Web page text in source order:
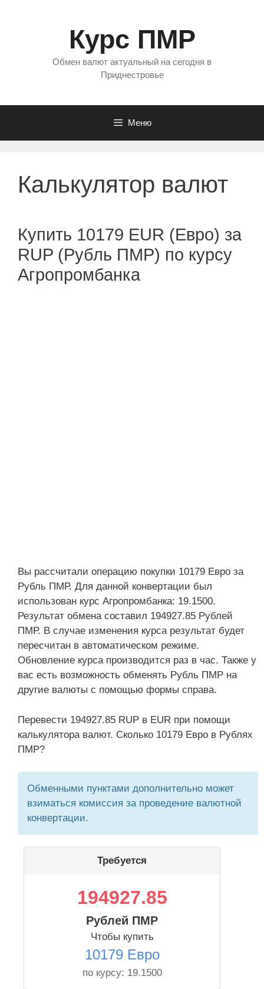
Курс ПМР
Обмен валют актуальный на сегодня в
Приднестровье
Меню
Калькулятор валют
Купить 10179 EUR (Евро) за
RUP (Рубль ПМР) по курсу
Агропромбанка
Вы рассчитали операцию покупки 10179 Евро за
Рубль ПМР. Для данной конвертации был
использован курс Агропромбанка: 19.1500.
Результат обмена составил 194927.85 Рублей
ПМР. В случае изменения курса результат будет
пересчитан в автоматическом режиме.
Обновление курса производится раз в час. Также у
вас есть возможность обменять Рубль ПМР на
другие валюты с помощью формы справа.
Перевести 194927.85 RUP в EUR при помощи
калькулятора валют. Сколько 10179 Евро в Рублях
ПМР?
Обменными пунктами дополнительно может
взиматься комиссия за проведение валютной
конвертации.
Требуется
194927.85
Рублей ПМР
Чтобы купить
10179 Евро
по курсу: 19.1500